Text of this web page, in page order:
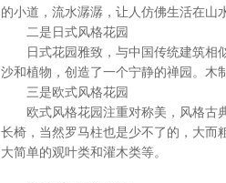
的小道，流水潺潺，让人仿佛生活在山
二是日式风格花园
日式花园雅致，与中国传统建筑相似
沙和植物，创造了一个宁静的禅园。木
三是欧式风格花园
欧式风格花园注重对称美，风格古典
长椅，当然罗马柱也是少不了的，大而
大简单的观叶类和灌木类等。